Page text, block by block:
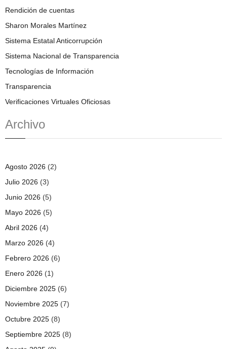
Rendición de cuentas
Sharon Morales Martínez
Sistema Estatal Anticorrupción
Sistema Nacional de Transparencia
Tecnologías de Información
Transparencia
Verificaciones Virtuales Oficiosas
Archivo
Agosto 2026 (2)
Julio 2026 (3)
Junio 2026 (5)
Mayo 2026 (5)
Abril 2026 (4)
Marzo 2026 (4)
Febrero 2026 (6)
Enero 2026 (1)
Diciembre 2025 (6)
Noviembre 2025 (7)
Octubre 2025 (8)
Septiembre 2025 (8)